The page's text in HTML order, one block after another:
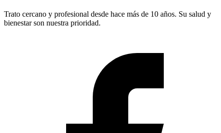
Trato cercano y profesional desde hace más de 10 años. Su salud y
bienestar son nuestra prioridad.